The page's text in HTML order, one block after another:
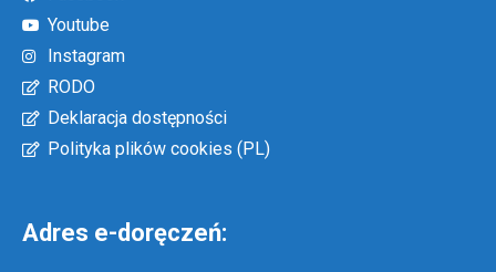
Youtube
Instagram
RODO
Deklaracja dostępności
Polityka plików cookies (PL)
Adres e-doręczeń: